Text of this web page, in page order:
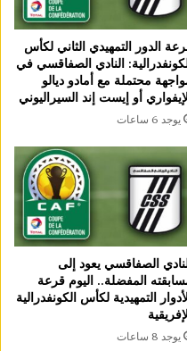
الدور التمهيدي الثاني لكأس
النادي الصفاقسي في
محتملة مع أمادو ديالو
أو إيست إند السيراليوني
يوجد 6 ساعات
الصفاقسي يعود إلى
المفضلة.. اليوم قرعة
التمهيدية لكأس الكونفدرالية
يوجد 8 ساعات